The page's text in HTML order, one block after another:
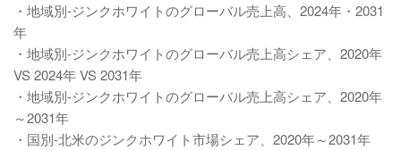
・地域別-ジンクホワイトのグローバル売上高、2024年・2031
年
・地域別-ジンクホワイトのグローバル売上高シェア、2020年
VS 2024年 VS 2031年
・地域別-ジンクホワイトのグローバル売上高シェア、2020年
～2031年
・国別-北米のジンクホワイト市場シェア、2020年～2031年